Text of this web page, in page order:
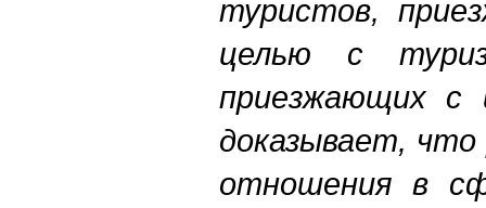
туристов,
целью
с
приезжающих с
доказывает, что
отношения в